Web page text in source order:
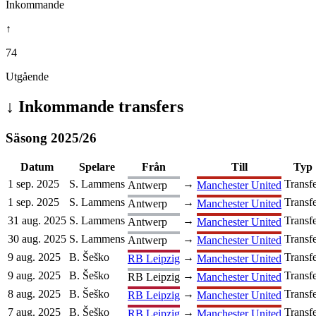
Inkommande
↑
74
Utgående
↓ Inkommande transfers
Säsong 2025/26
Datum Spelare Från Till
Typ
1 sep. 2025
S. Lammens Antwerp → Manchester United
1 sep. 2025
S. Lammens Antwerp → Manchester United
31 aug. 2025 S. Lammens Antwerp → Manchester United
30 aug. 2025 S. Lammens Antwerp → Manchester United
9 aug. 2025
B. Šeško RB Leipzig → Manchester United
9 aug. 2025
B. Šeško RB Leipzig → Manchester United
8 aug. 2025
B. Šeško RB Leipzig → Manchester United
7 aug. 2025
B. Šeško →